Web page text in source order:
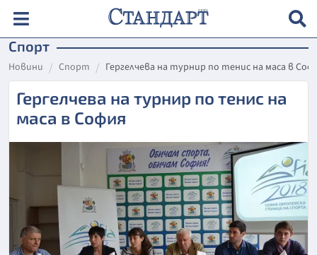
Спорт
Новини Спорт Гергелчева на турнир по тенис на маса в
Гергелчева на турнир по тенис на
маса в София